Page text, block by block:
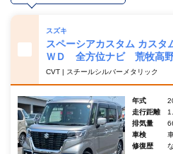
スズキ
スペーシアカスタム カス
ＷＤ 全方位ナビ 荒牧高
CVT | スチールシルバーメタリック
年式
走行距離
排気量
車検
修復歴